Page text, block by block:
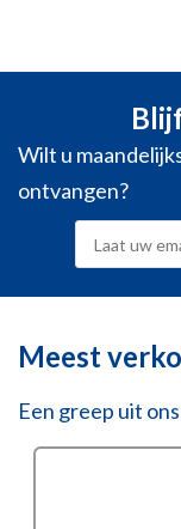
Wilt u
ontvangen?
Meest
Een greep uit